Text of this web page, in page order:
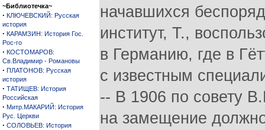
~Библиотечка~
· КЛЮЧЕВСКИЙ: Русская
история
· КАРАМЗИН: История Гос.
Рос-го
· КОСТОМАРОВ:
Св.Владимир - Романовы
· ПЛАТОНОВ: Русская
история
· ТАТИЩЕВ: История
Российская
· Митр.МАКАРИЙ: История
Рус. Церкви
· СОЛОВЬЕВ: История
начавшихся
институт, Т.,
в Германию, где в
с известным
-- В 1906 по совету
на замещение